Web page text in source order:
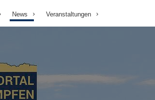
News Veranstaltungen